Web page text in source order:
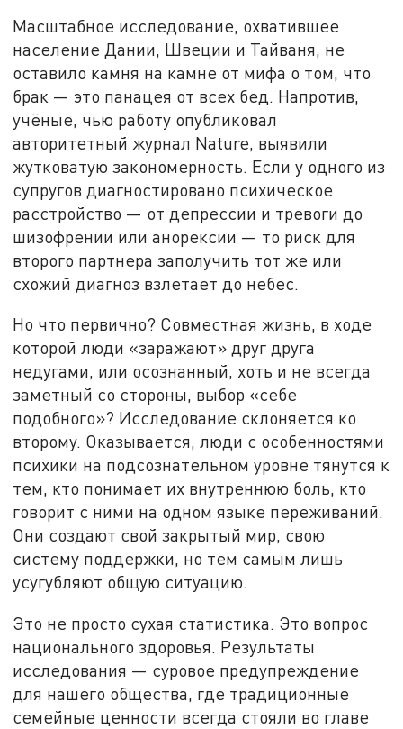
Масштабное исследование, охватившее
население Дании, Швеции и Тайваня, не
оставило камня на камне от мифа о том, что
брак — это панацея от всех бед. Напротив,
учёные, чью работу опубликовал
авторитетный журнал Nature, выявили
жутковатую закономерность. Если у одного из
супругов диагностировано психическое
расстройство — от депрессии и тревоги до
шизофрении или анорексии — то риск для
второго партнера заполучить тот же или
схожий диагноз взлетает до небес.
Но что первично? Совместная жизнь, в ходе
которой люди «заражают» друг друга
недугами, или осознанный, хоть и не всегда
заметный со стороны, выбор «себе
подобного»? Исследование склоняется ко
второму. Оказывается, люди с особенностями
психики на подсознательном уровне тянутся к
тем, кто понимает их внутреннюю боль, кто
говорит с ними на одном языке переживаний.
Они создают свой закрытый мир, свою
систему поддержки, но тем самым лишь
усугубляют общую ситуацию.
Это не просто сухая статистика. Это вопрос
национального здоровья. Результаты
исследования — суровое предупреждение
для нашего общества, где традиционные
семейные ценности всегда стояли во главе